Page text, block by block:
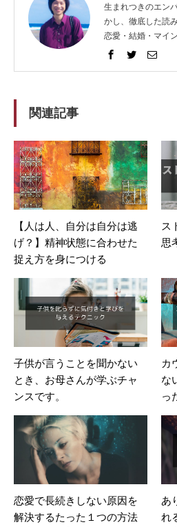
生まれつきのエン
かし、徹底した読
恋愛・結婚・マイ
でガッツリ語り合
ージ制作もしてま
ないのです。
関連記事
【人は人、自分は自分は逃
げ？】精神状態に合わせた
捉え方を身につける
ス
思
子供が言うことを聞かない
とき、お母さんが学ぶチャ
ンスです。
カ
な
っ
い
恋愛で長続きしない原因を
解決するたった１つの方法
あ
れ